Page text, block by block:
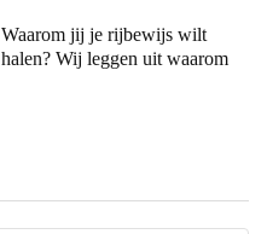
Waarom jij je rijbewijs wilt
halen? Wij leggen uit waarom